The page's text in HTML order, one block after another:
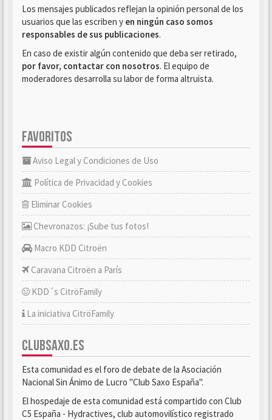
Los mensajes publicados reflejan la opinión personal de los
usuarios que las escriben y en ningún caso somos
responsables de sus publicaciones.
En caso de existir algún contenido que deba ser retirado,
por favor, contactar con nosotros. El equipo de
moderadores desarrolla su labor de forma altruista.
FAVORITOS
Aviso Legal y Condiciones de Uso
Política de Privacidad y Cookies
Eliminar Cookies
Chevronazos: ¡Sube tus fotos!
Macro KDD Citroën
Caravana Citroën a París
KDD´s CitröFamily
La iniciativa CitröFamily
CLUBSAXO.ES
Esta comunidad es el foro de debate de la Asociación
Nacional Sin Ánimo de Lucro "Club Saxo España".
El hospedaje de esta comunidad está compartido con Club
C5 España - Hydractives, club automovilístico registrado